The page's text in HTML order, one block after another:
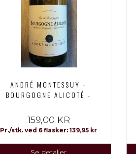
ANDRÉ MONTESSUY -
BOURGOGNE ALICOTÉ -
159,00 KR
Pr./stk. ved 6 flasker: 139,95 kr
Se detaljer